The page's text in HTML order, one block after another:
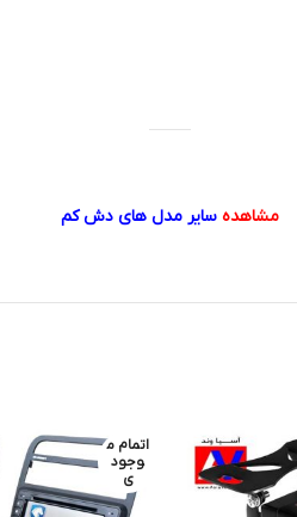
مشاهده سایر مدل های دش کم
اتمام م
وجود
ی